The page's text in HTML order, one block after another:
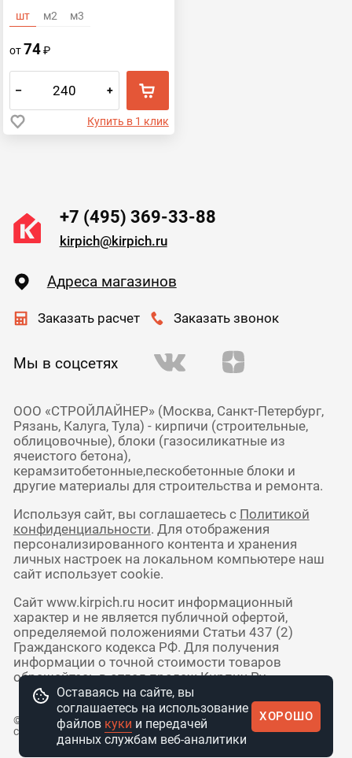
шт м2 м3
от74₽
– +
Купить в 1 клик
+7 (495) 369-33-88
kirpich@kirpich.ru
Адреса магазинов
Заказать расчет Заказать звонок
Мы в соцсетях
ООО «СТРОЙЛАЙНЕР» (Москва, Санкт-Петербург,
Рязань, Калуга, Тула) - кирпичи (строительные,
облицовочные), блоки (газосиликатные из
ячеистого бетона),
керамзитобетонные,пескобетонные блоки и
другие материалы для строительства и ремонта.
Используя сайт, вы соглашаетесь с Политикой
конфиденциальности. Для отображения
персонализированного контента и хранения
личных настроек на локальном компьютере наш
сайт использует cookie.
Сайт www.kirpich.ru носит информационный
характер и не является публичной офертой,
определяемой положениями Статьи 437 (2)
Гражданского кодекса РФ. Для получения
информации о точной стоимости товаров
обращайтесь в отдел продаж Кирпич Ру.
© 2010 - 2026 Интернет-магазин
стройматериалов КирпичРУ
Оставаясь на сайте, вы
соглашаетесь на использование
файлов куки и передачей
данных службам веб-аналитики
ХОРОШО